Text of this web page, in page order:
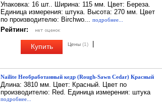
Упаковка: 16 шт.. Ширина: 115 мм. Цвет: Береза.
Единица измерения: штука. Высота: 270 мм. Цвет
по производителю: Birchwo... подробнее...
Рейтинг:
Купить Цены (1)
Nailite Необработанный кедр (Rough-Sawn Cedar) Красный
Длина: 3810 мм. Цвет: Красный. Цвет по
производителю: Red. Единица измерения: штука
подробнее...